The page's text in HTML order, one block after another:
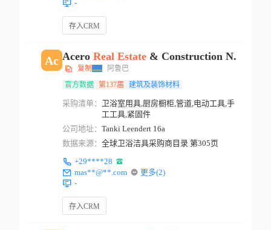
-
存入CRM
Ac Acero Real Estate& Construction N.v
复制
阿鲁巴
官方数据 第137届 建筑及装饰材料
采购清单： 卫浴室用具,厨房橱柜,管道,电动工具,手
工工具,紧固件
公司地址： Tanki Leendert 16a
数据来源： 全球卫浴洁具采购商目录 第305页
+29****28
mas**@**.com
更多(2)
-
存入CRM